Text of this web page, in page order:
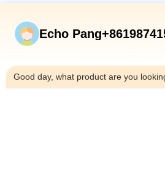
Collegamenti
Prodotti
Su Di Noi
Echo
Good day, what product are you